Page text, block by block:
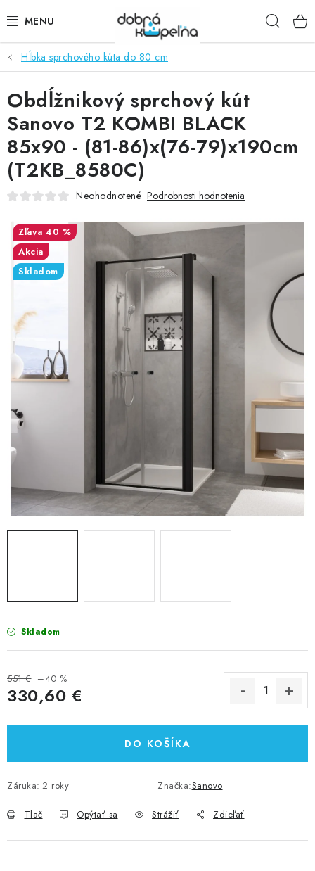
na
SPRCHOVÉ KÚTY
SPRCHOVÉ DVERE
BATÉRIE
VANE
DOPLNKY
SANITA
VÝPREDAJ
PRÍSLUŠENSTVO K SPRCHOVÝM KÚTOM A
NÁHRADNÉ DIELY
Doprava a Platby
Obchodné podmienky
Reklamačný poriadok
Ochrana osobných údajov GDPR
Predajňa Nitra
Formulár na vrátenie tovaru
Hĺbka sprchového kúta do 80 cm
Skladom
551 € –40 %
330,60 €
DO KOŠÍKA
Záruka: 2 roky Značka:Sanovo
Tlač Opýtať sa Strážiť Zdieľať
Obdĺžnikový sprchový kút
Sanovo T2 KOMBI BLACK
85x90 - (81-86)x(76-79)x190cm
(T2KB_8580C)
Neohodnotené Podrobnosti hodnotenia
40 %
Akcia
Skladom